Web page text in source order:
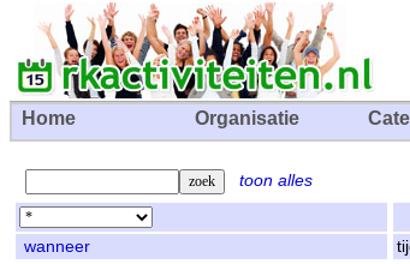
Home Organisatie
toon alles
wanneer